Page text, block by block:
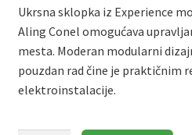
Ukrsna sklopka iz Experience
Aling Conel omogućava
mesta. Moderan modularni
pouzdan rad čine je praktičnim
elektroinstalacije.